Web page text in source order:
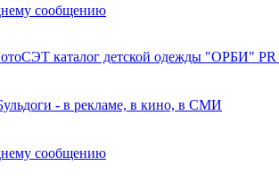
сообщению
каталог детской одежды "ОРБИ"
- в рекламе, в кино, в СМИ
сообщению